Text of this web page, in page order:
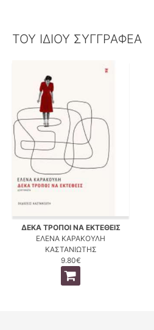
ΤΟΥ ΙΔΙΟΥ ΣΥΓΓΡΑΦΕΑ
ΔΕΚΑ ΤΡΟΠΟΙ ΝΑ ΕΚΤΕΘΕΙΣ
ΕΛΕΝΑ ΚΑΡΑΚΟΥΛΗ
ΚΑΣΤΑΝΙΩΤΗΣ
9.80€